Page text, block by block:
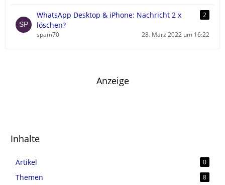
WhatsApp Desktop & iPhone: Nachricht 2 x
löschen?
2
spam70 28. März 2022 um 16:22
Anzeige
Inhalte
Artikel 0
Themen 8